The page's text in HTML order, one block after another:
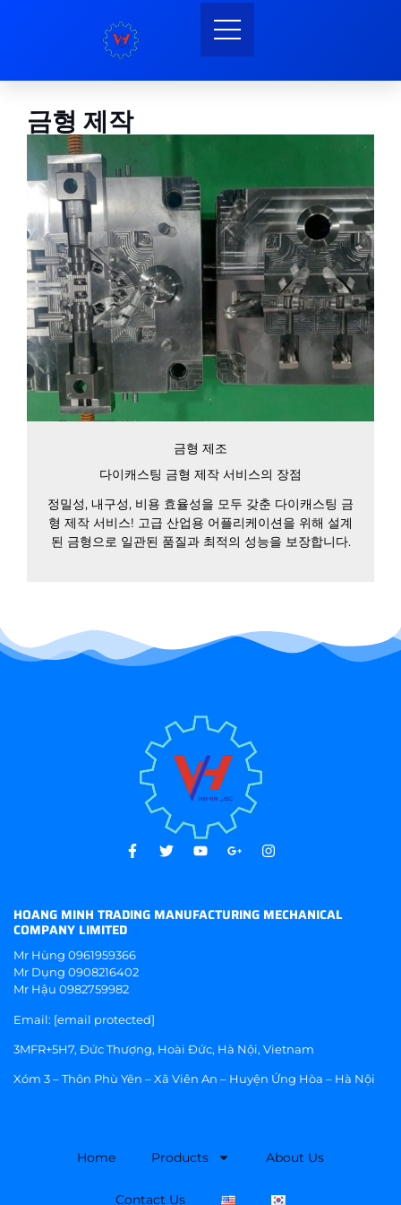
금형 제작
금형 제조
다이캐스팅 금형 제작 서비스의 장점
정밀성, 내구성, 비용 효율성을 모두 갖춘 다이캐스팅 금
형 제작 서비스! 고급 산업용 어플리케이션을 위해 설계
된 금형으로 일관된 품질과 최적의 성능을 보장합니다.
HOANG MINH TRADING MANUFACTURING MECHANICAL
COMPANY LIMITED
Mr Hùng 0961959366
Mr Dụng 0908216402
Mr Hậu 0982759982
Email: [email protected]
3MFR+5H7, Đức Thượng, Hoài Đức, Hà Nội, Vietnam
Xóm 3 – Thôn Phù Yên – Xã Viên An – Huyện Ứng Hòa – Hà Nội
Home Products About Us
Contact Us